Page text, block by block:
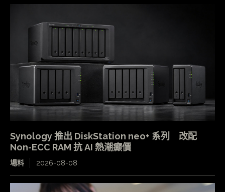
Synology 推出 DiskStation neo+ 系列 改配
Non-ECC RAM 抗 AI 熱潮癲價
場料 2026-08-08